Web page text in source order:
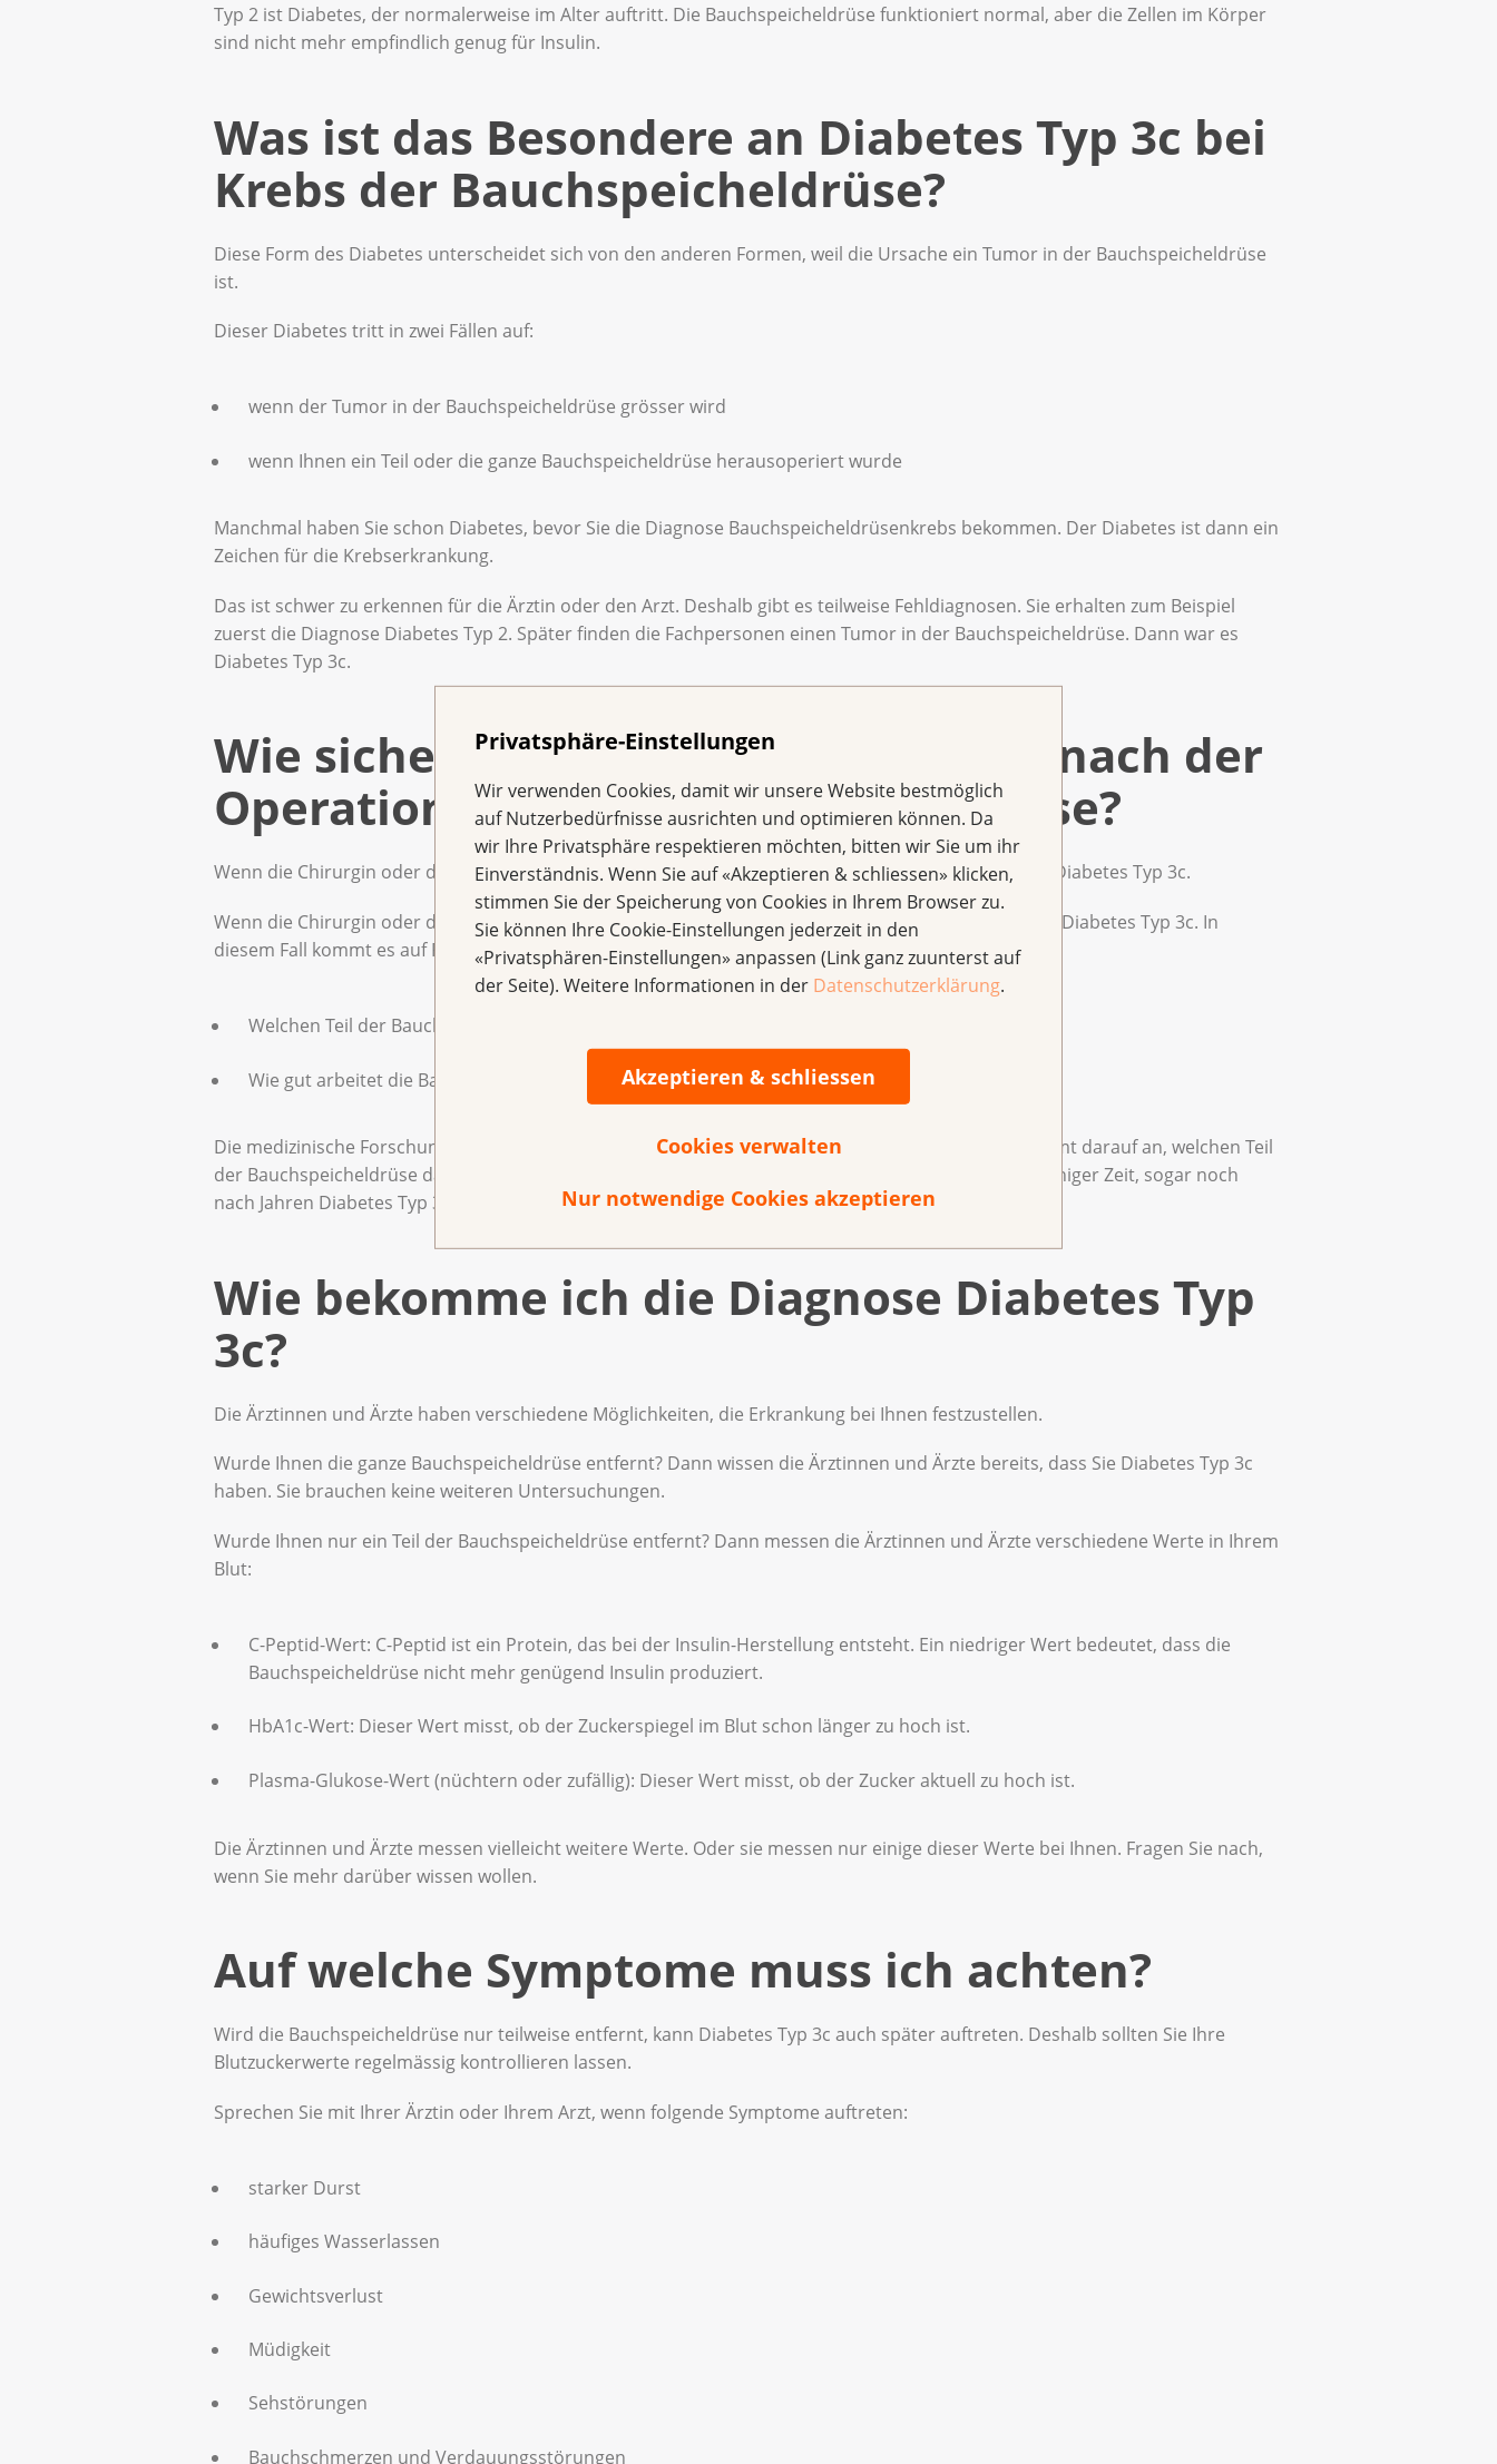
Privatsphäre-Einstellungen
Wir verwenden Cookies, damit wir unsere Website bestmöglich
auf Nutzerbedürfnisse ausrichten und optimieren können. Da
wir Ihre Privatsphäre respektieren möchten, bitten wir Sie um ihr
Einverständnis. Wenn Sie auf «Akzeptieren & schliessen» klicken,
stimmen Sie der Speicherung von Cookies in Ihrem Browser zu.
Sie können Ihre Cookie-Einstellungen jederzeit in den
«Privatsphären-Einstellungen» anpassen (Link ganz zuunterst auf
der Seite). Weitere Informationen in der Datenschutzerklärung.
Akzeptieren & schliessen
Cookies verwalten
Nur notwendige Cookies akzeptieren
Typ 2 ist Diabetes, der normalerweise im Alter auftritt. Die Bauchspeicheldrüse funktioniert normal, aber die Zellen im Körper
sind nicht mehr empfindlich genug für Insulin.
Was ist das Besondere an Diabetes Typ 3c bei
Krebs der Bauchspeicheldrüse?
Diese Form des Diabetes unterscheidet sich von den anderen Formen, weil die Ursache ein Tumor in der Bauchspeicheldrüse
ist.
Dieser Diabetes tritt in zwei Fällen auf:
wenn der Tumor in der Bauchspeicheldrüse grösser wird
wenn Ihnen ein Teil oder die ganze Bauchspeicheldrüse herausoperiert wurde
Manchmal haben Sie schon Diabetes, bevor Sie die Diagnose Bauchspeicheldrüsenkrebs bekommen. Der Diabetes ist dann ein
Zeichen für die Krebserkrankung.
Das ist schwer zu erkennen für die Ärztin oder den Arzt. Deshalb gibt es teilweise Fehldiagnosen. Sie erhalten zum Beispiel
zuerst die Diagnose Diabetes Typ 2. Später finden die Fachpersonen einen Tumor in der Bauchspeicheldrüse. Dann war es
Diabetes Typ 3c.
Wie sicher habe ich Diabetes Typ 3c nach der
Operation an der Bauchspeicheldrüse?
Wenn die Chirurgin oder der Chirurg die ganze Bauchspeicheldrüse entfernt, dann haben Sie sicher Diabetes Typ 3c.
Wenn die Chirurgin oder der Chirurg einen Teil der Bauchspeicheldrüse entfernt, haben Sie vielleicht Diabetes Typ 3c. In
diesem Fall kommt es auf Folgendes an:
Welchen Teil der Bauchspeicheldrüse entfernt die Chirurgin oder der Chirurg?
Wie gut arbeitet die Bauchspeicheldrüse nach der Operation?
Die medizinische Forschung sagt, dass nur ein Teil der Menschen Diabetes Typ 3c entwickelt. Es kommt darauf an, welchen Teil
der Bauchspeicheldrüse das medizinische Team entfernt. Zudem ist es möglich, dass Sie erst nach einiger Zeit, sogar noch
nach Jahren Diabetes Typ 3c bekommen.
Wie bekomme ich die Diagnose Diabetes Typ
3c?
Die Ärztinnen und Ärzte haben verschiedene Möglichkeiten, die Erkrankung bei Ihnen festzustellen.
Wurde Ihnen die ganze Bauchspeicheldrüse entfernt? Dann wissen die Ärztinnen und Ärzte bereits, dass Sie Diabetes Typ 3c
haben. Sie brauchen keine weiteren Untersuchungen.
Wurde Ihnen nur ein Teil der Bauchspeicheldrüse entfernt? Dann messen die Ärztinnen und Ärzte verschiedene Werte in Ihrem
Blut:
C-Peptid-Wert: C-Peptid ist ein Protein, das bei der Insulin-Herstellung entsteht. Ein niedriger Wert bedeutet, dass die
Bauchspeicheldrüse nicht mehr genügend Insulin produziert.
HbA1c-Wert: Dieser Wert misst, ob der Zuckerspiegel im Blut schon länger zu hoch ist.
Plasma-Glukose-Wert (nüchtern oder zufällig): Dieser Wert misst, ob der Zucker aktuell zu hoch ist.
Die Ärztinnen und Ärzte messen vielleicht weitere Werte. Oder sie messen nur einige dieser Werte bei Ihnen. Fragen Sie nach,
wenn Sie mehr darüber wissen wollen.
Auf welche Symptome muss ich achten?
Wird die Bauchspeicheldrüse nur teilweise entfernt, kann Diabetes Typ 3c auch später auftreten. Deshalb sollten Sie Ihre
Blutzuckerwerte regelmässig kontrollieren lassen.
Sprechen Sie mit Ihrer Ärztin oder Ihrem Arzt, wenn folgende Symptome auftreten:
starker Durst
häufiges Wasserlassen
Gewichtsverlust
Müdigkeit
Sehstörungen
Bauchschmerzen und Verdauungsstörungen